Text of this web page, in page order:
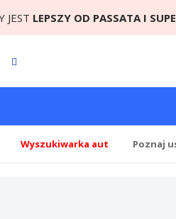
JEST LEPSZY OD PASSATA I
Wyszukiwarka aut Poznaj